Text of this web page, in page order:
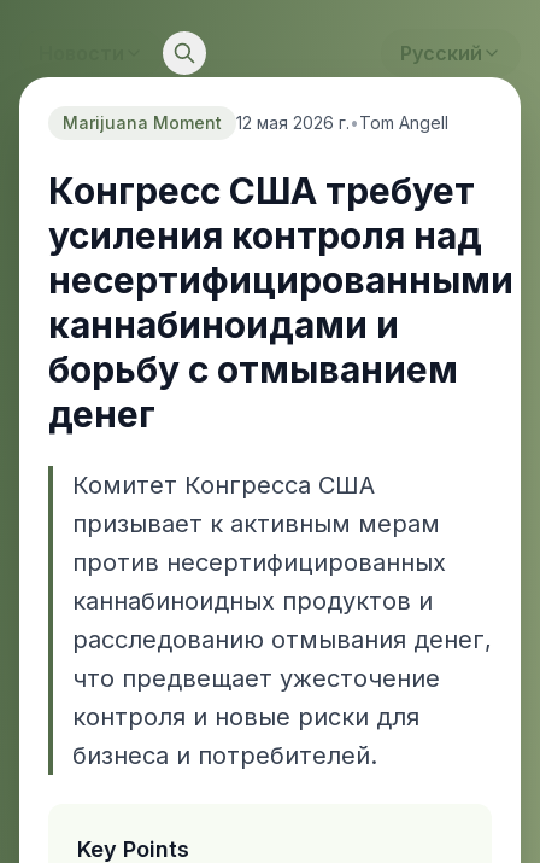
Русский
Marijuana Moment 12 мая 2026 г.•Tom Angell
Конгресс США требует
усиления контроля над
несертифицированными
каннабиноидами и
борьбу с отмыванием
денег
Комитет Конгресса США
призывает к активным мерам
против несертифицированных
каннабиноидных продуктов и
расследованию отмывания денег,
что предвещает ужесточение
контроля и новые риски для
бизнеса и потребителей.
Key Points